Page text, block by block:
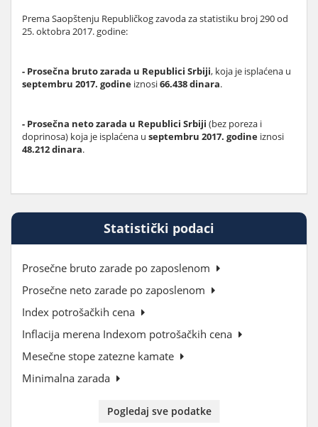
Prema Saopštenju Republičkog zavoda za statistiku broj 290 od
25. oktobra 2017. godine:
- Prosečna bruto zarada u Republici Srbiji, koja je isplaćena u
septembru 2017. godine iznosi66.438 dinara.
- Prosečna neto zarada u Republici Srbiji (bez poreza i
doprinosa) koja je isplaćena u septembru 2017. godine iznosi
48.212 dinara.
Statistički podaci
Prosečne bruto zarade po zaposlenom
Prosečne neto zarade po zaposlenom
Index potrošačkih cena
Inflacija merena Indexom potrošačkih cena
Mesečne stope zatezne kamate
Minimalna zarada
Pogledaj sve podatke